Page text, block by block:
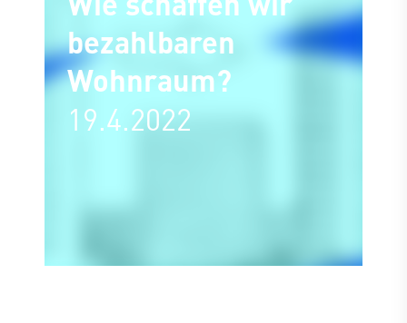
bezahlbaren
Wohnraum?
19.4.2022